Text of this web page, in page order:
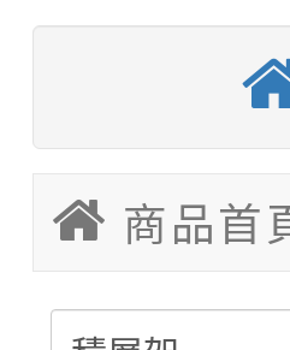
堆高機販
重型架販
重型架租
塑膠棧板
商品首